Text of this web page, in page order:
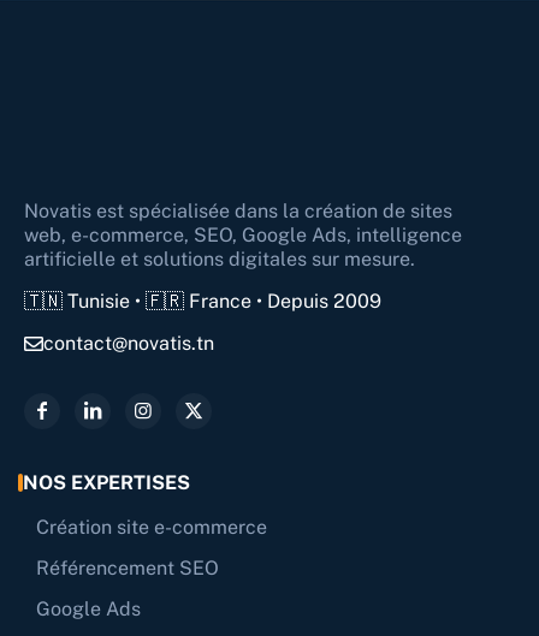
Novatis est spécialisée dans la création de sites
web, e-commerce, SEO, Google Ads, intelligence
artificielle et solutions digitales sur mesure.
🇹🇳 Tunisie • 🇫🇷 France • Depuis 2009
contact@novatis.tn
NOS EXPERTISES
Création site e-commerce
Référencement SEO
Google Ads